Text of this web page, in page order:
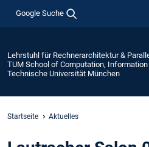
Google Suche
Lehrstuhl für Rechnerarchitektur &
TUM School of Computation,
Technische Universität München
Startseite Aktuelles